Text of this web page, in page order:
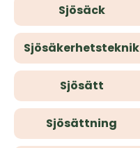
Sjösäck
Sjösäkerhetsteknik
Sjösätt
Sjösättning